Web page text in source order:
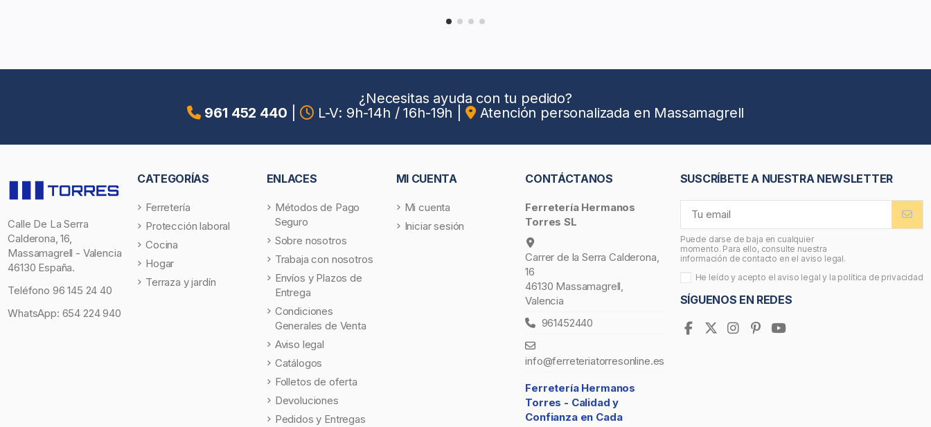
¿Necesitas ayuda con tu pedido?
961 452 440
L-V: 9h-14h / 16h-19h Atención personalizada en Massamagrell
Calle De La Serra
Calderona, 16,
Massamagrell - Valencia
46130 España.
Teléfono 96 145 24 40
WhatsApp: 654 224 940
CATEGORÍAS
Ferretería
Protección laboral
Cocina
Hogar
Terraza y jardín
ENLACES
Métodos de Pago
Seguro
Sobre nosotros
Trabaja con nosotros
Envíos y Plazos de
Entrega
Condiciones
Generales de Venta
Aviso legal
Catálogos
Folletos de oferta
Devoluciones
Pedidos y Entregas
MI CUENTA
Mi cuenta
Iniciar sesión
CONTÁCTANOS
Ferretería Hermanos
Torres SL
Carrer de la Serra Calderona,
16
46130 Massamagrell,
Valencia
961452440
info@ferreteriatorresonline.es
Ferretería Hermanos
Torres - Calidad y
Confianza en Cada
SUSCRÍBETE A NUESTRA NEWSLETTER
Puede darse de baja en cualquier
momento. Para ello, consulte nuestra
información de contacto en el aviso legal.
He leído y acepto el aviso legal y la política de privacidad
SÍGUENOS EN REDES